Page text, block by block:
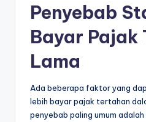
Penyebab
Bayar Pajak
Lama
Ada beberapa faktor yang
lebih bayar pajak tertahan
penyebab paling umum